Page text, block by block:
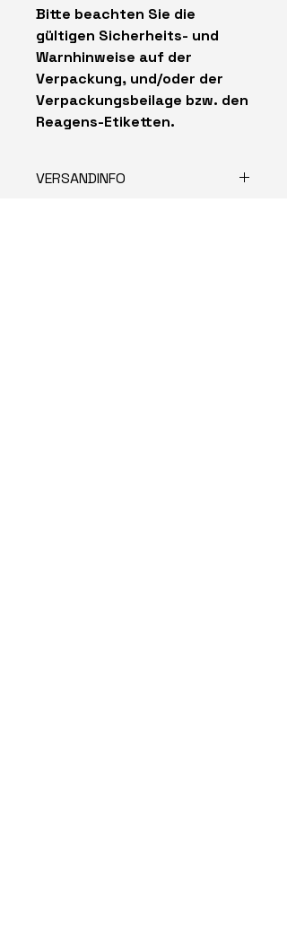
Bitte beachten Sie die
gültigen Sicherheits- und
Warnhinweise auf der
Verpackung, und/oder der
Verpackungsbeilage bzw. den
Reagens-Etiketten.
VERSANDINFO